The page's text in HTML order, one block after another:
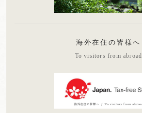
海外在住の皆様へ
To visitors from abroad